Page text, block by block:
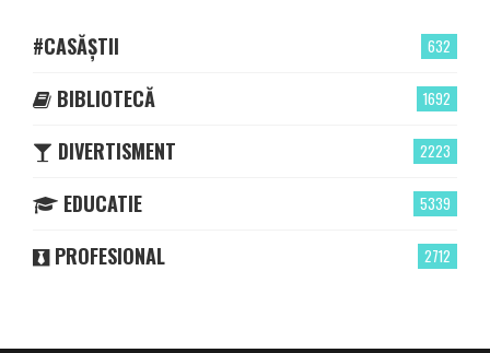
632
#CASĂȘTII
1692
BIBLIOTECĂ
2223
DIVERTISMENT
5339
EDUCATIE
2712
PROFESIONAL